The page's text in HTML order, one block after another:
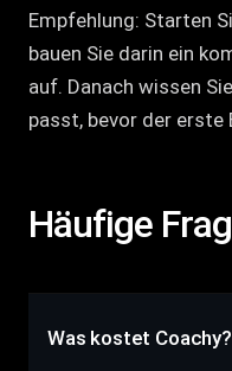
Empfehlung: Starten
bauen Sie darin ein
auf. Danach wissen
passt, bevor der erste
Häufige
Was kostet Coachy?